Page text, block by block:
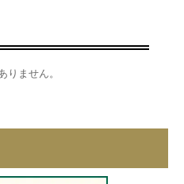
りません。